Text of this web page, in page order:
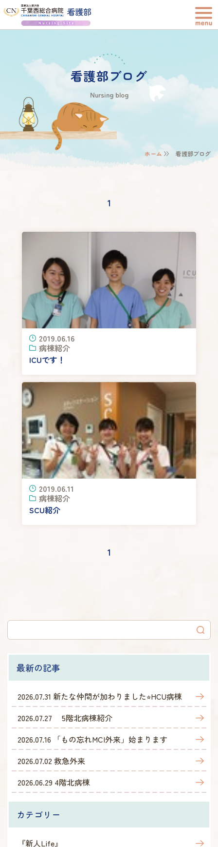
看護部ブログ
Nursing blog
ホーム 看護部ブログ
1
2019.06.16
病棟紹介
ICUです！
2019.06.11
病棟紹介
SCU紹介
1
最新の記事
2026.07.31 新たな仲間が加わりました⭐︎HCU病棟
2026.07.27
5階北病棟紹介
2026.07.16
「もの忘れMCI外来」始まります
2026.07.02 救急外来
2026.06.29 4階北病棟
カテゴリー
『新人Life』